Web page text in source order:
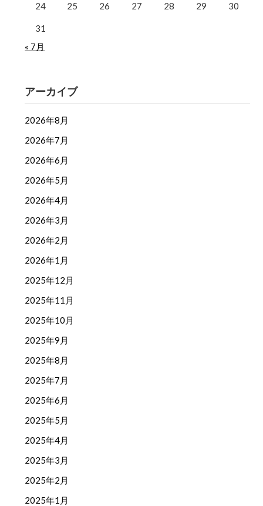
24 25 26 27 28 29 30
31
« 7月
アーカイブ
2026年8月
2026年7月
2026年6月
2026年5月
2026年4月
2026年3月
2026年2月
2026年1月
2025年12月
2025年11月
2025年10月
2025年9月
2025年8月
2025年7月
2025年6月
2025年5月
2025年4月
2025年3月
2025年2月
2025年1月